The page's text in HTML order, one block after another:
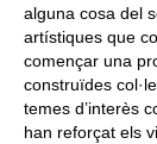
alguna cosa del
artístiques que
començar una
construïdes
temes d’interès
han reforçat els